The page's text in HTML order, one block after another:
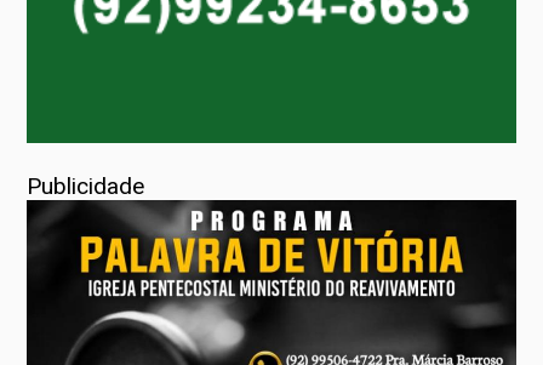
Publicidade